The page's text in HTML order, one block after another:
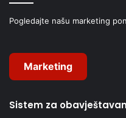
Pogledajte našu marketing
Marketing
Sistem za